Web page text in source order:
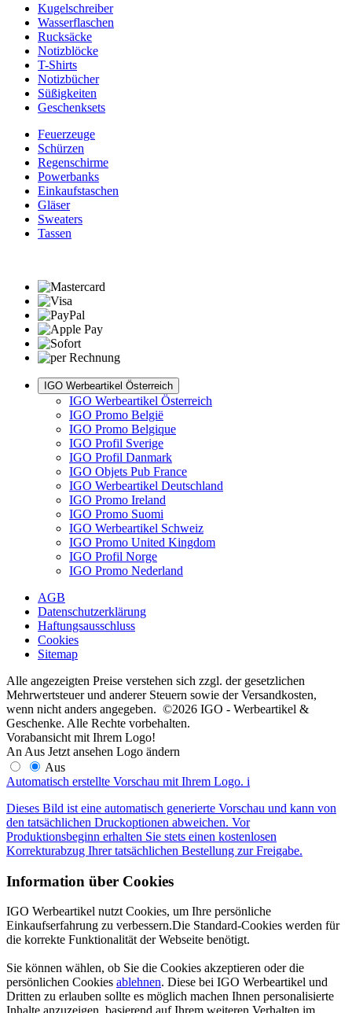
Kugelschreiber
Wasserflaschen
Rucksäcke
Notizblöcke
T-Shirts
Notizbücher
Süßigkeiten
Geschenksets
Feuerzeuge
Schürzen
Regenschirme
Powerbanks
Einkaufstaschen
Gläser
Sweaters
Tassen
IGO Werbeartikel Österreich
IGO Werbeartikel Österreich
IGO Promo België
IGO Promo Belgique
IGO Profil Sverige
IGO Profil Danmark
IGO Objets Pub France
IGO Werbeartikel Deutschland
IGO Promo Ireland
IGO Promo Suomi
IGO Werbeartikel Schweiz
IGO Promo United Kingdom
IGO Profil Norge
IGO Promo Nederland
AGB
Datenschutzerklärung
Haftungsausschluss
Cookies
Sitemap
Alle angezeigten Preise verstehen sich zzgl. der gesetzlichen
Mehrwertsteuer und anderer Steuern sowie der Versandkosten,
wenn nicht anders angegeben. ©2026 IGO - Werbeartikel &
Geschenke. Alle Rechte vorbehalten.
Vorabansicht mit Ihrem Logo!
An Aus Jetzt ansehen Logo ändern
Aus
Automatisch erstellte Vorschau mit Ihrem Logo. i
Dieses Bild ist eine automatisch generierte Vorschau und kann von
den tatsächlichen Druckoptionen abweichen. Vor
Produktionsbeginn erhalten Sie stets einen kostenlosen
Korrekturabzug Ihrer tatsächlichen Bestellung zur Freigabe.
Information über Cookies
IGO Werbeartikel nutzt Cookies, um Ihre persönliche
Einkaufserfahrung zu verbessern.Die Standard-Cookies werden für
die korrekte Funktionalität der Webseite benötigt.
Sie können wählen, ob Sie die Cookies akzeptieren oder die
persönlichen Cookies ablehnen. Diese bei IGO Werbeartikel und
Dritten zu erlauben sollte es möglich machen Ihnen personalisierte